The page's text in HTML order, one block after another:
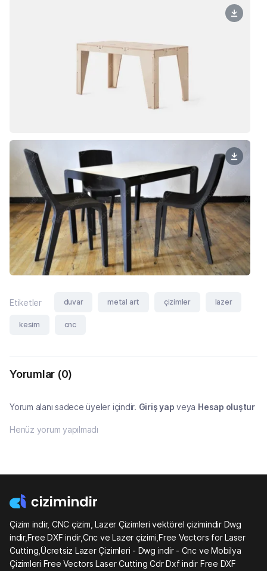
Etiketler duvar metal art çizimler lazer
kesim cnc
Yorumlar (0)
Yorum alanı sadece üyeler içindir. Giriş yap veya Hesap oluştur
Henüz yorum yapılmadı
Çizim indir, CNC çizim, Lazer Çizimleri vektörel çizimindir Dwg
indir,Free DXF indir,Cnc ve Lazer çizimi,Free Vectors for Laser
Cutting,Ücretsiz Lazer Çizimleri - Dwg indir - Cnc ve Mobilya
Çizimleri Free Vectors Laser Cutting Cdr Dxf indir Free DXF